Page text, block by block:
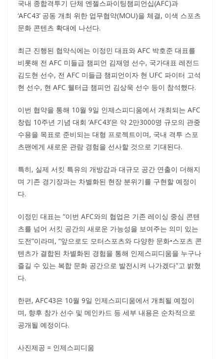
국내 종합격투기 단체 엔젤스파이팅챔피언십(AFC)과
‘AFC43’ 공동 개최 위한 업무협약(MOU)을 체결, 이색 스포츠
문화 콘텐츠 확대에 나선다.
최근 진행된 협약식에는 이정민 대표와 AFC 박호준 대표를
비롯해 전 AFC 미들급 챔피언 김재영 선수, 국가대표 레전드
김도현 선수, 전 AFC 미들급 챔피언이자 현 UFC 파이터 고석
현 선수, 현 AFC 웰터급 챔피언 김상욱 선수 등이 참석했다.
이번 협약을 통해 10월 9일 인제스피디움에서 개최되는 AFC
창립 10주년 기념 대회 ‘AFC43’은 약 2만3000명 규모의 관중
수용을 목표로 준비되는 대형 프로젝트이며, 국내 격투 스포
츠팬에게 새로운 관람 경험을 선사할 것으로 기대된다.
특히, 실제 서킷 특유의 개방감과 대규모 공간 연출이 더해지
며 기존 경기장과는 차별화된 현장 분위기를 구현할 예정이
다.
이정민 대표는 “이번 AFC와의 협업은 기존 레이싱 중심 콘텐
츠를 넘어 서킷 공간의 새로운 가능성을 보여주는 의미 있는
도전”이라며, “앞으로도 모터스포츠와 다양한 문화•스포츠 콘
텐츠가 결합된 차별화된 경험을 통해 인제스피디움을 누구나
즐길 수 있는 복합 문화 공간으로 발전시켜 나가겠다”고 밝혔
다.
한편, AFC43은 10월 9일 인제스피디움에서 개최될 예정이
며, 향후 참가 선수 및 메인카드 등 세부 내용은 순차적으로
공개될 예정이다.
사진제공 = 인제스피디움